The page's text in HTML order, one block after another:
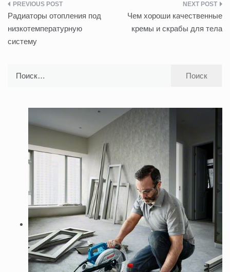
Навигация
по
записям
Радиаторы отопления под
низкотемпературную
систему
Чем хороши качественные
кремы и скрабы для тела